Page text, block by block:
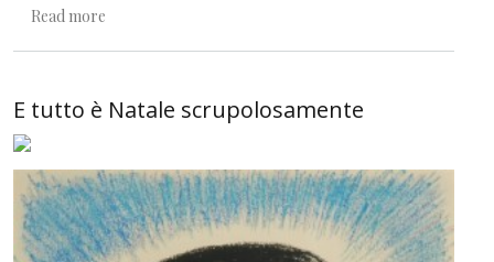
Read more
E tutto è Natale scrupolosamente